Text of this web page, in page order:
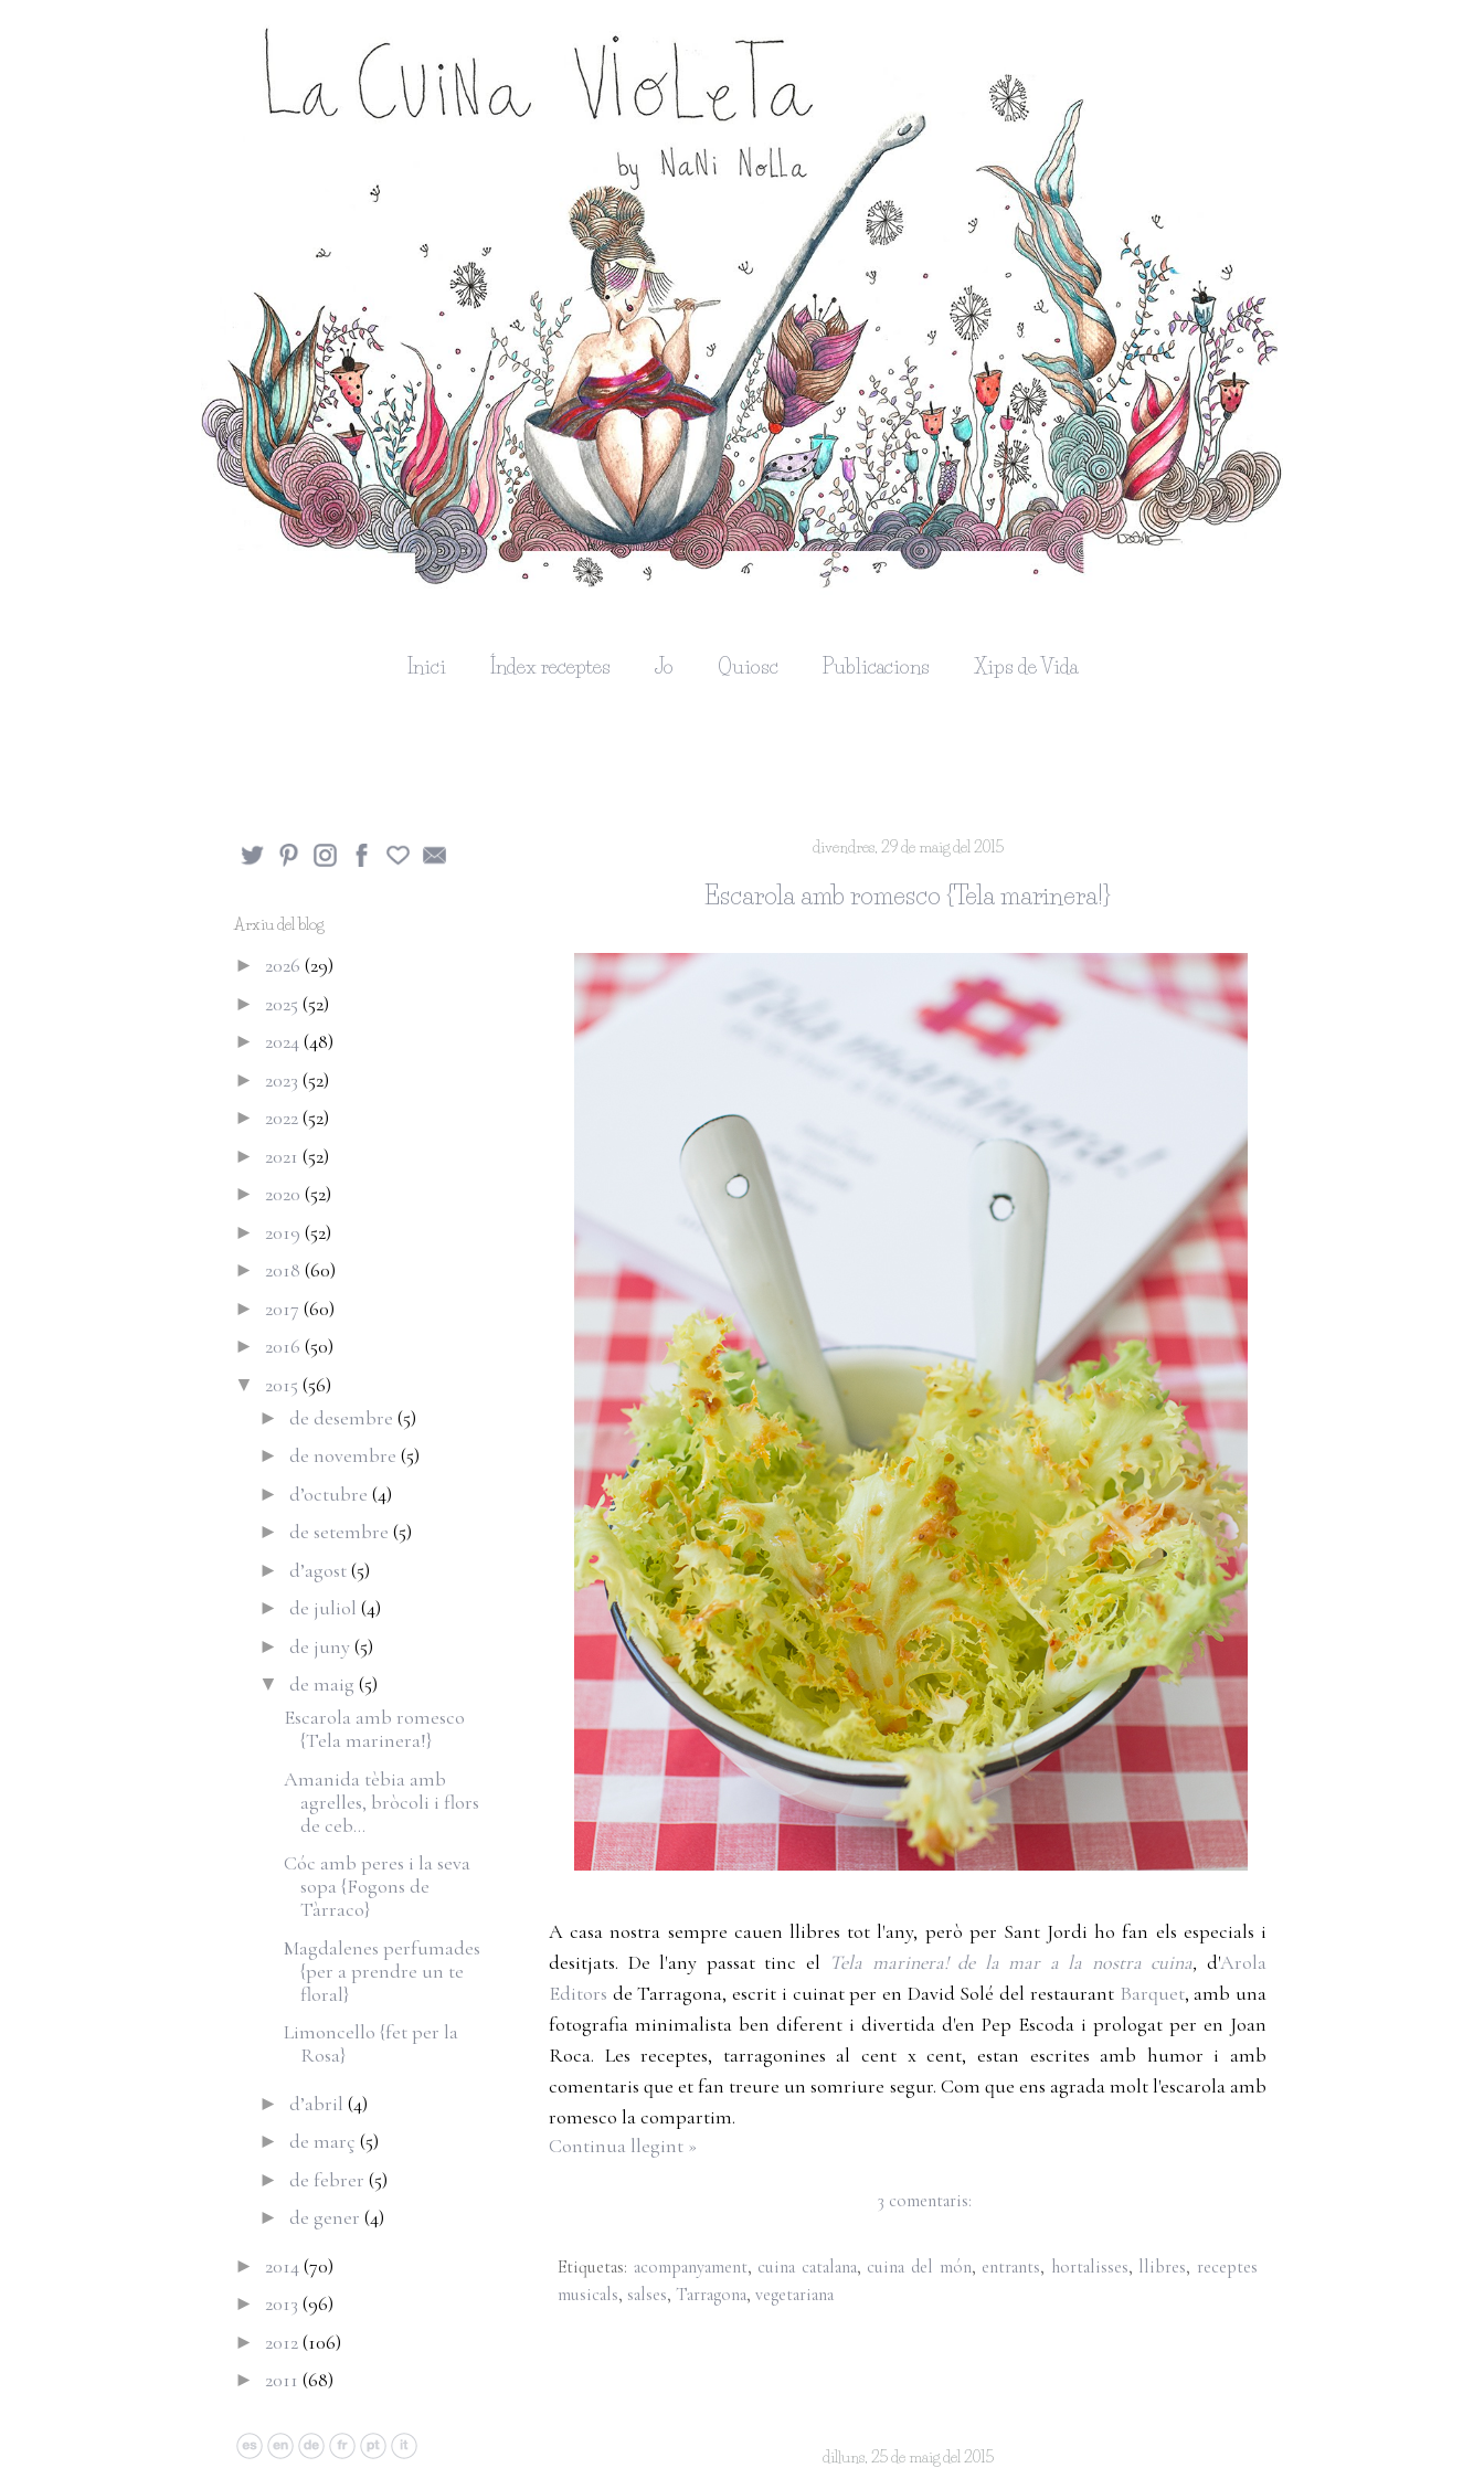
Inici Índex receptes Jo Quiosc Publicacions Xips de Vida
divendres, 29 de maig del 2015
Escarola amb romesco {Tela marinera!}
A casa nostra sempre cauen llibres tot l'any, però per Sant Jordi ho fan els especials i
desitjats. De l'any passat tinc el Tela marinera! de la mar a la nostra cuina,d'Arola
Editors de Tarragona, escrit i cuinat per en David Solé del restaurant Barquet, amb una
fotografia minimalista ben diferent i divertida d'en Pep Escoda i prologat per en Joan
Roca. Les receptes, tarragonines al cent x cent, estan escrites amb humor i amb
comentaris que et fan treure un somriure segur. Com que ens agrada molt l'escarola amb
romesco la compartim.
Continua llegint »
3 comentaris:
Etiquetas: acompanyament, cuina catalana, cuina del món, entrants, hortalisses, llibres, receptes
musicals, salses, Tarragona, vegetariana
dilluns, 25 de maig del 2015
Arxiu del blog
► 2026 (29)
► 2025 (52)
► 2024(48)
► 2023 (52)
► 2022(52)
► 2021 (52)
► 2020 (52)
► 2019 (52)
► 2018 (60)
► 2017 (60)
► 2016 (50)
▼ 2015 (56)
► de desembre (5)
► de novembre (5)
► d’octubre (4)
► de setembre (5)
► d’agost(5)
► de juliol (4)
► de juny(5)
▼ de maig (5)
Escarola amb romesco
{Tela marinera!}
Amanida tèbia amb
agrelles, bròcoli i flors
de ceb...
Cóc amb peres i la seva
sopa {Fogons de
Tàrraco}
Magdalenes perfumades
{per a prendre un te
floral}
Limoncello {fet per la
Rosa}
► d’abril (4)
► de març (5)
► de febrer (5)
► de gener (4)
► 2014(70)
► 2013 (96)
► 2012(106)
► 2011 (68)